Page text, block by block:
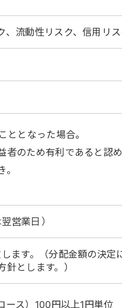
、流動性リスク、信用リス
ととなった場合。
のため有利であると認め
営業日）
ます。（分配金額の決
とします。）
ース）100円以上1円単位